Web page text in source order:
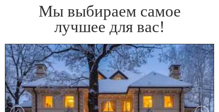
Мы выбираем самое
лучшее для вас!